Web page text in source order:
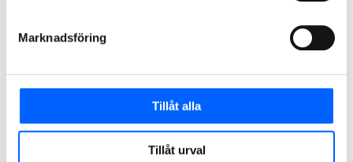
Marknadsföring
Tillåt alla
Tillåt urval
Simanläggning Malmö
NCC bygger i samarbete med Malmö stadsfastigheter nya
Heleneholmsbadet i Malmö. Projektet är en
och det nya badhuset väntas stå klart i slutet av 2028.